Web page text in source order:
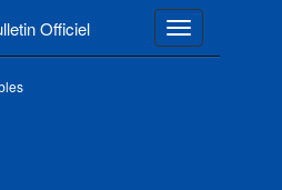
Officiel Toggle